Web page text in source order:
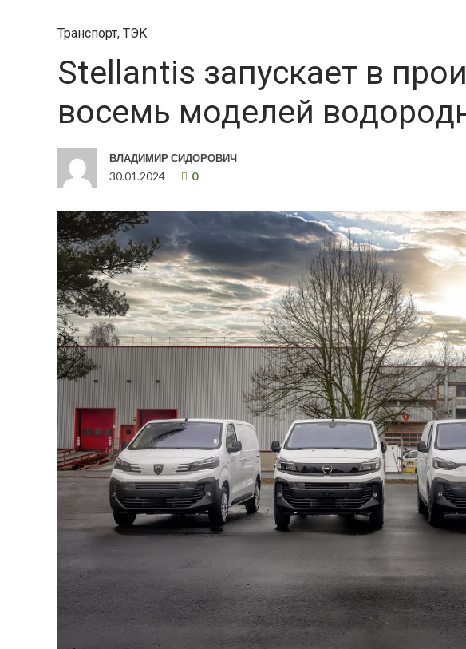
Транспорт, ТЭК
Stellantis запускает в
восемь моделей
ВЛАДИМИР СИДОРОВИЧ
30.01.2024 0